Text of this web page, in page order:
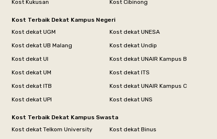
Kost Kukusan
Kost Cibinong
Kost Terbaik Dekat Kampus Negeri
Kost dekat UGM
Kost dekat UNESA
Kost dekat UB Malang
Kost dekat Undip
Kost dekat UI
Kost dekat UNAIR Kampus B
Kost dekat UM
Kost dekat ITS
Kost dekat ITB
Kost dekat UNAIR Kampus C
Kost dekat UPI
Kost dekat UNS
Kost Terbaik Dekat Kampus Swasta
Kost dekat Telkom University
Kost dekat Binus